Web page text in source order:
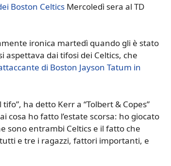
Boston Celtics Mercoledì sera al TD
ironica martedì quando gli è stato
aspettava dai tifosi dei Celtics, che
di Boston Jayson Tatum in
ha detto Kerr a “Tolbert & Copes”
cosa ho fatto l’estate scorsa: ho giocato
sono entrambi Celtics e il fatto che
e tre i ragazzi, fattori importanti, e